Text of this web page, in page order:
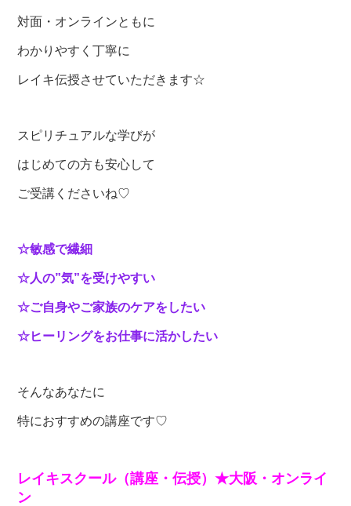
対面・オンラインともに
わかりやすく丁寧に
レイキ伝授させていただきます☆
スピリチュアルな学びが
はじめての方も安心して
ご受講くださいね♡
☆敏感で繊細
☆人の”気”を受けやすい
☆ご自身やご家族のケアをしたい
☆ヒーリングをお仕事に活かしたい
そんなあなたに
特におすすめの講座です♡
レイキスクール（講座・伝授）★大阪・オンライ
ン